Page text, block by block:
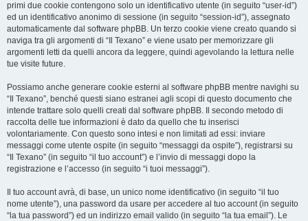
primi due cookie contengono solo un identificativo utente (in seguito “user-id”)
ed un identificativo anonimo di sessione (in seguito “session-id”), assegnato
automaticamente dal software phpBB. Un terzo cookie viene creato quando si
naviga tra gli argomenti di “Il Texano” e viene usato per memorizzare gli
argomenti letti da quelli ancora da leggere, quindi agevolando la lettura nelle
tue visite future.
Possiamo anche generare cookie esterni al software phpBB mentre navighi su
“Il Texano”, benché questi siano estranei agli scopi di questo documento che
intende trattare solo quelli creati dal software phpBB. Il secondo metodo di
raccolta delle tue informazioni è dato da quello che tu inserisci
volontariamente. Con questo sono intesi e non limitati ad essi: inviare
messaggi come utente ospite (in seguito “messaggi da ospite”), registrarsi su
“Il Texano” (in seguito “il tuo account”) e l’invio di messaggi dopo la
registrazione e l’accesso (in seguito “i tuoi messaggi”).
Il tuo account avrà, di base, un unico nome identificativo (in seguito “il tuo
nome utente”), una password da usare per accedere al tuo account (in seguito
“la tua password”) ed un indirizzo email valido (in seguito “la tua email”). Le